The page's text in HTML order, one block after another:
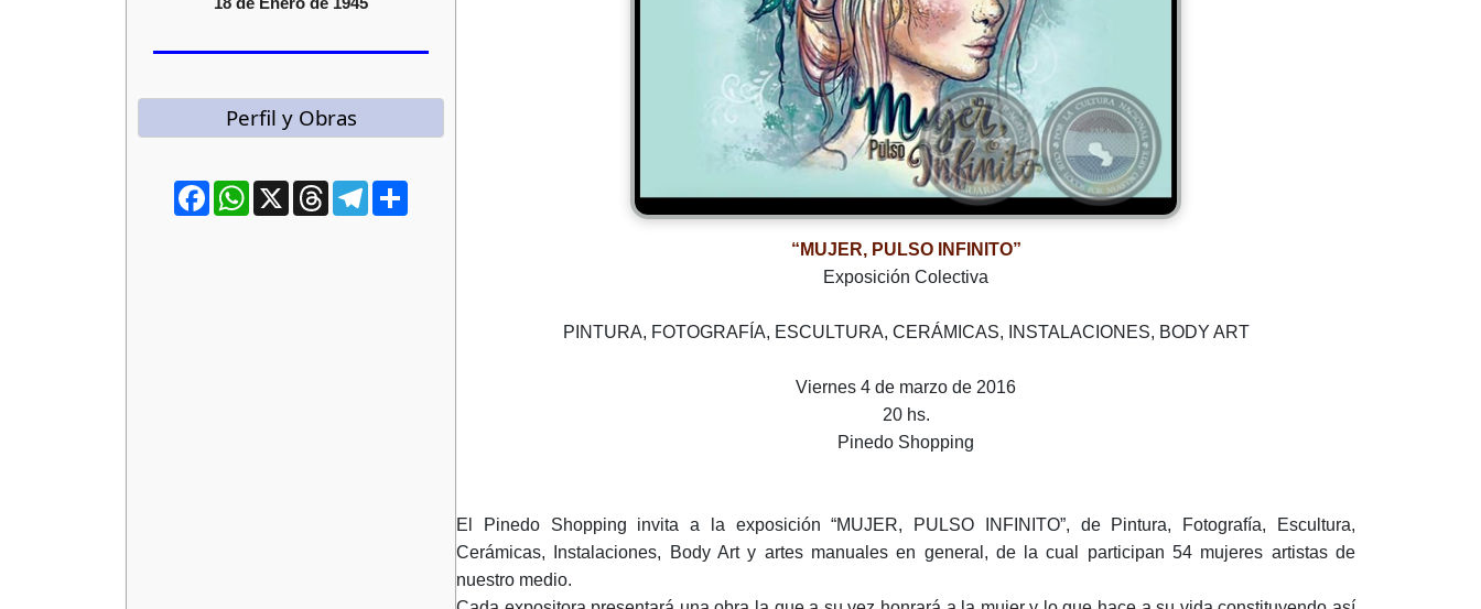
Perfil y Obras
FacebookWhatsApp
X ThreadsTelegram
“MUJER, PULSO INFINITO”
Exposición Colectiva
PINTURA, FOTOGRAFÍA, ESCULTURA, CERÁMICAS, INSTALACIONES, BODY ART
Viernes 4 de marzo de 2016
20 hs.
Pinedo Shopping
El Pinedo Shopping invita a la exposición “MUJER, PULSO INFINITO”, de Pintura, Fotografía, Escultura,
Cerámicas, Instalaciones, Body Art y artes manuales en general, de la cual participan 54 mujeres artistas de
nuestro medio.